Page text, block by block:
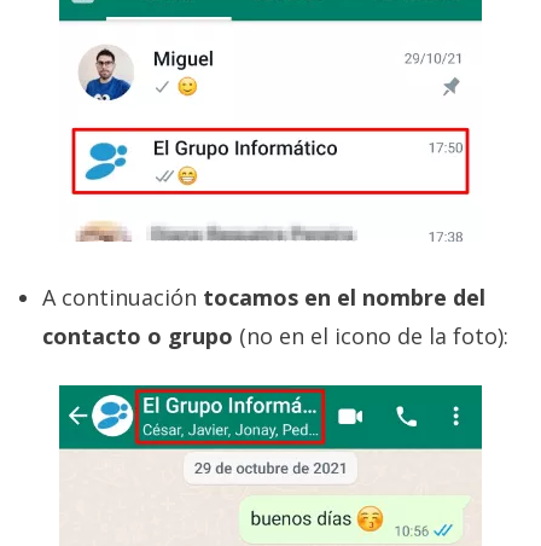
A continuación tocamos en el nombre del
contacto o grupo (no en el icono de la foto):